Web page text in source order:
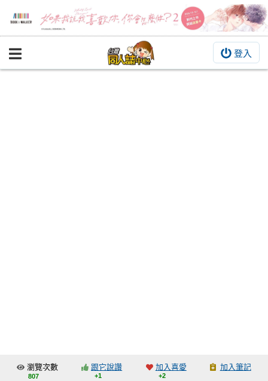
登入
BOOKY書集倉庫
交流中心
瀏覽次數
807
跟它說讚
+1
加入喜愛
+2
加入筆記